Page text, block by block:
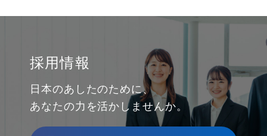
採用情報
日本のあしたのために、
あなたの力を活かしませんか。